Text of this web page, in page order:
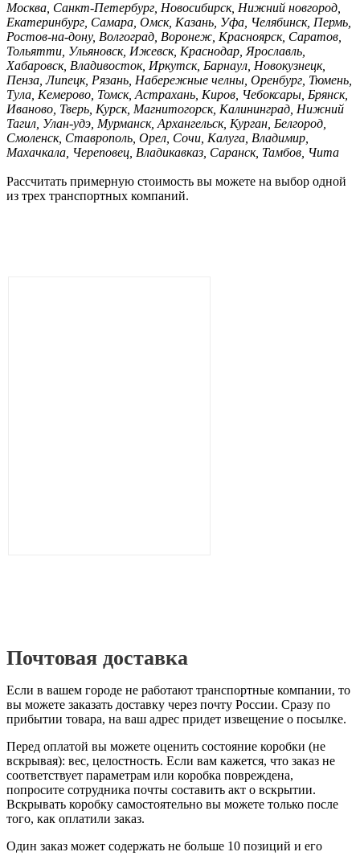
Москва, Санкт-Петербург, Новосибирск, Нижний новгород,
Екатеринбург, Самара, Омск, Казань, Уфа, Челябинск, Пермь,
Ростов-на-дону, Волгоград, Воронеж, Красноярск, Саратов,
Тольятти, Ульяновск, Ижевск, Краснодар, Ярославль,
Хабаровск, Владивосток, Иркутск, Барнаул, Новокузнецк,
Пенза, Липецк, Рязань, Набережные челны, Оренбург, Тюмень,
Тула, Кемерово, Томск, Астрахань, Киров, Чебоксары, Брянск,
Иваново, Тверь, Курск, Магнитогорск, Калининград, Нижний
Тагил, Улан-удэ, Мурманск, Архангельск, Курган, Белгород,
Смоленск, Ставрополь, Орел, Сочи, Калуга, Владимир,
Махачкала, Череповец, Владикавказ, Саранск, Тамбов, Чита
Рассчитать примерную стоимость вы можете на выбор одной
из трех транспортных компаний.
Почтовая доставка
Если в вашем городе не работают транспортные компании, то
вы можете заказать доставку через почту России. Сразу по
прибытии товара, на ваш адрес придет извещение о посылке.
Перед оплатой вы можете оценить состояние коробки (не
вскрывая): вес, целостность. Если вам кажется, что заказ не
соответствует параметрам или коробка повреждена,
попросите сотрудника почты составить акт о вскрытии.
Вскрывать коробку самостоятельно вы можете только после
того, как оплатили заказ.
Один заказ может содержать не больше 10 позиций и его